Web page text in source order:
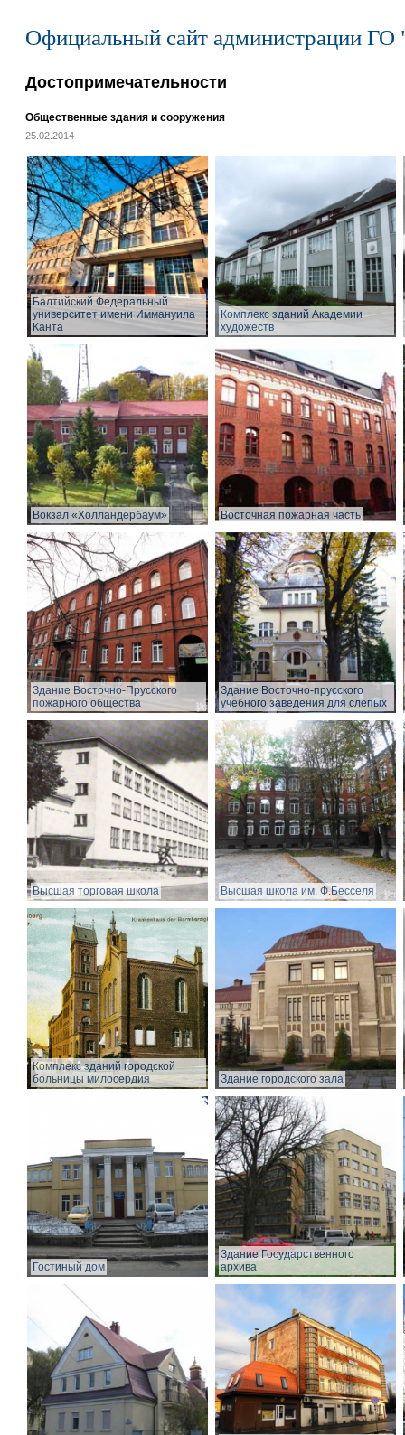
Официальный сайт администрации ГО
Достопримечательности
Общественные здания и сооружения
25.02.2014
Балтийский Федеральный
университет имени Иммануила
Канта
Комплекс зданий Академии
художеств
Вокзал «Холландербаум» Восточная пожарная часть
Здание Восточно-Прусского
пожарного общества
Здание Восточно-прусского
учебного заведения для слепых
Высшая торговая школа Высшая школа им. Ф.Бесселя
Комплекс зданий городской
больницы милосердия
Здание городского зала
Гостиный дом
Здание Государственного
архива